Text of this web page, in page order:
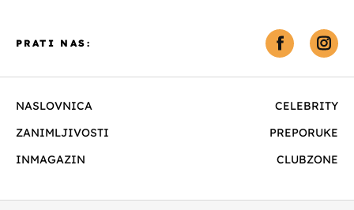
NASLOVNICA
CELEBRITY
ZANIMLJIVOSTI
PREPORUKE
INMAGAZIN
CLUBZONE
PRATI NAS: